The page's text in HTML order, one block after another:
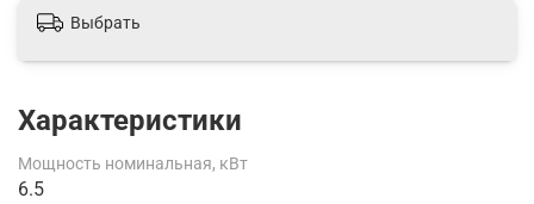
Выбрать
Характеристики
Мощность номинальная, кВт
6.5